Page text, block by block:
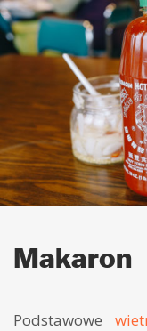
Makaron
Podstawowe